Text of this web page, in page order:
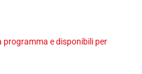
programma e disponibili per